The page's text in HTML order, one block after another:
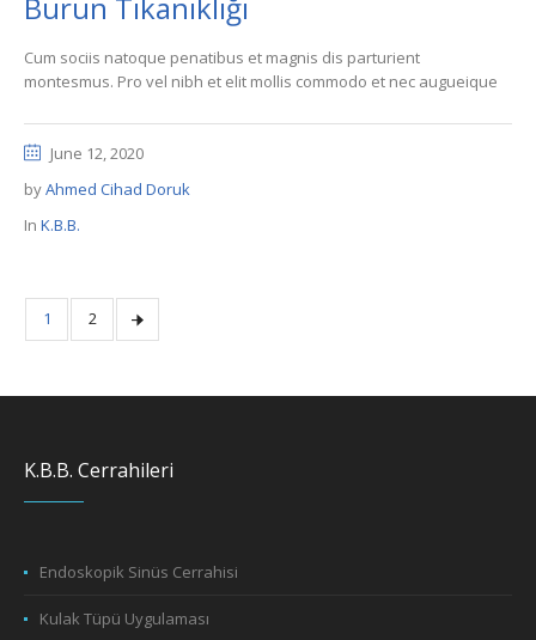
Cum sociis natoque penatibus et magnis dis parturient
montesmus. Pro vel nibh et elit mollis commodo et nec augueique
June 12, 2020
byAhmed Cihad Doruk
In K.B.B.
1 2
K.B.B. Cerrahileri
Endoskopik Sinüs Cerrahisi
Kulak Tüpü Uygulaması